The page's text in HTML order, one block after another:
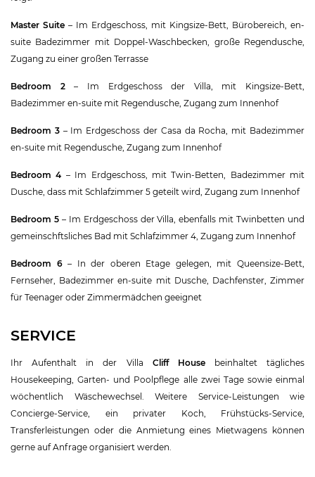
Master Suite – Im Erdgeschoss, mit Kingsize-Bett, Bürobereich, en-
suite Badezimmer mit Doppel-Waschbecken, große Regendusche,
Zugang zu einer großen Terrasse
Bedroom 2– Im Erdgeschoss der Villa, mit Kingsize-Bett,
Badezimmer en-suite mit Regendusche, Zugang zum Innenhof
Bedroom 3– Im Erdgeschoss der Casa da Rocha, mit Badezimmer
en-suite mit Regendusche, Zugang zum Innenhof
Bedroom 4 – Im Erdgeschoss, mit Twin-Betten, Badezimmer mit
Dusche, dass mit Schlafzimmer 5 geteilt wird, Zugang zum Innenhof
Bedroom 5– Im Erdgeschoss der Villa, ebenfalls mit Twinbetten und
gemeinschftsliches Bad mit Schlafzimmer 4, Zugang zum Innenhof
Bedroom 6– In der oberen Etage gelegen, mit Queensize-Bett,
Fernseher, Badezimmer en-suite mit Dusche, Dachfenster, Zimmer
für Teenager oder Zimmermädchen geeignet
SERVICE
Ihr Aufenthalt in der Villa Cliff Housebeinhaltet tägliches
Housekeeping, Garten- und Poolpflege alle zwei Tage sowie einmal
wöchentlich Wäschewechsel. Weitere Service-Leistungen wie
Concierge-Service, ein privater Koch, Frühstücks-Service,
Transferleistungen oder die Anmietung eines Mietwagens können
gerne auf Anfrage organisiert werden.